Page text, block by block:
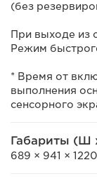
(без
При выходе из
Режим
* Время от
выполнения
сенсорного
Габариты (Ш
689 × 941 ×